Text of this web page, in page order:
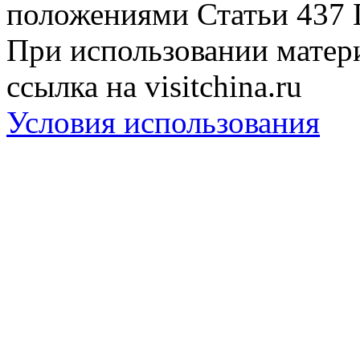
положениями Статьи 437
При использовании
ссылка на visitchina.ru
Условия использования